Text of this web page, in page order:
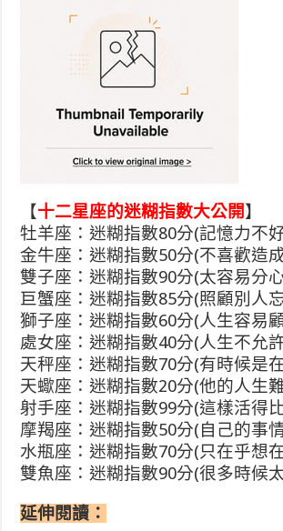
【十二星座的迷糊指數大公開 】
牡羊座：迷糊指數80分(記憶力不
金牛座：迷糊指數50分(不喜歡造
雙子座：迷糊指數90分(太容易分
巨蟹座：迷糊指數85分(照顧別人
獅子座：迷糊指數60分(人生容易
處女座：迷糊指數40分(人生不允
天秤座：迷糊指數70分(有時候是
天蠍座：迷糊指數20分(他的人生
射手座：迷糊指數99分(這樣活得
摩羯座：迷糊指數50分(自己的事
水瓶座：迷糊指數70分(只在乎想
雙魚座：迷糊指數90分(很多時候
延伸閱讀：